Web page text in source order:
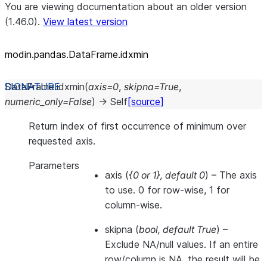
You are viewing documentation about an older version
(1.46.0). View latest version
modin.pandas.DataFrame.idxmin
DataFrame.idxmin(axis=0, skipna=True,
numeric_only=False) → Self[source]
Return index of first occurrence of minimum over
requested axis.
Parameters
axis ({0 or 1}, default 0) – The axis
to use. 0 for row-wise, 1 for
column-wise.
skipna (bool, default True) –
Exclude NA/null values. If an entire